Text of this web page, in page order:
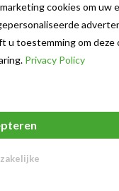
cookies om uw
u toestemming om deze
Privacy Policy